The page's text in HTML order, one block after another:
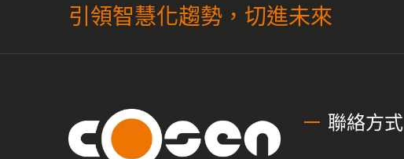
引領智慧化趨勢，切進未來
聯絡方式